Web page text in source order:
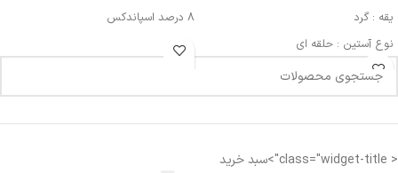
یقه : گرد
نوع آستین : حلقه ای
مورد استفاده : اسپرت، روزمره، مهمانی
8 درصد اسپاندکس
< class="widget-title">سبد خرید